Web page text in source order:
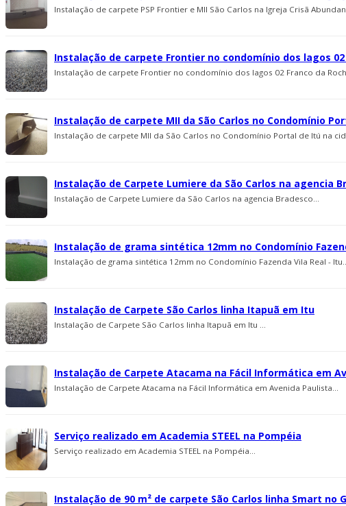
Instalação de carpete PSP Frontier e MII São Carlos na Igreja Crisã
Instalação de carpete Frontier no condomí­nio dos lagos 02
Instalação de carpete Frontier no condomí­nio dos lagos 02 Franco da
Instalação de carpete MII da São Carlos no Condomí­nio
Instalação de carpete MII da São Carlos no Condomí­nio Portal de Itú na
Instalação de Carpete Lumiere da São Carlos na agencia
Instalação de Carpete Lumiere da São Carlos na agencia Bradesco...
Instalação de grama sintética 12mm no Condomínio
Instalação de grama sintética 12mm no Condomínio Fazenda Vila Real -
Instalação de Carpete São Carlos linha Itapuã em Itu
Instalação de Carpete São Carlos linha Itapuã em Itu ...
Instalação de Carpete Atacama na Fácil Informática em
Instalação de Carpete Atacama na Fácil Informática em Avenida Paulista...
Serviço realizado em Academia STEEL na Pompéia
Serviço realizado em Academia STEEL na Pompéia...
Instalação de 90 m² de carpete São Carlos linha Smart no